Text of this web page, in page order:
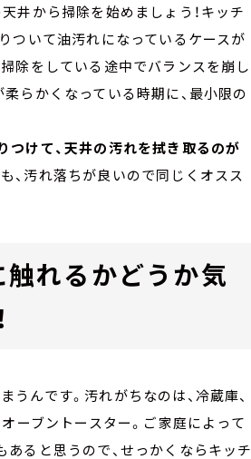
井から掃除を始めましょう！キッチ
ついて油汚れになっているケースが
除をしている途中でバランスを崩し
らかくなっている時期に、最小限の
つけて、天井の汚れを拭き取るのが
、汚れ落ちが良いので同じくオスス
触れるかどうか気
んです。汚れがちなのは、冷蔵庫、
ーブントースター。ご家庭によって
ると思うので、せっかくならキッチ